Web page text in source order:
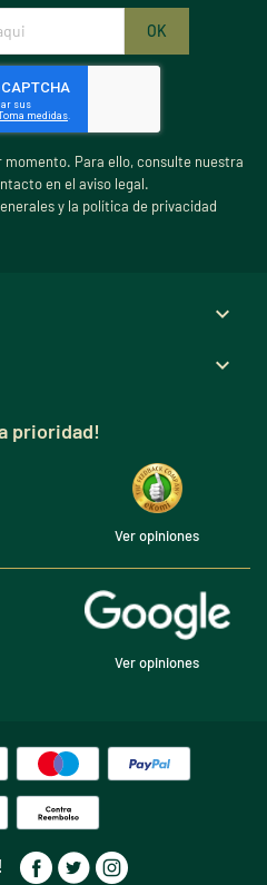
momento. Para ello, consulte nuestra
en el aviso legal.
y la política de privacidad


prioridad!
Ver opiniones
Ver opiniones